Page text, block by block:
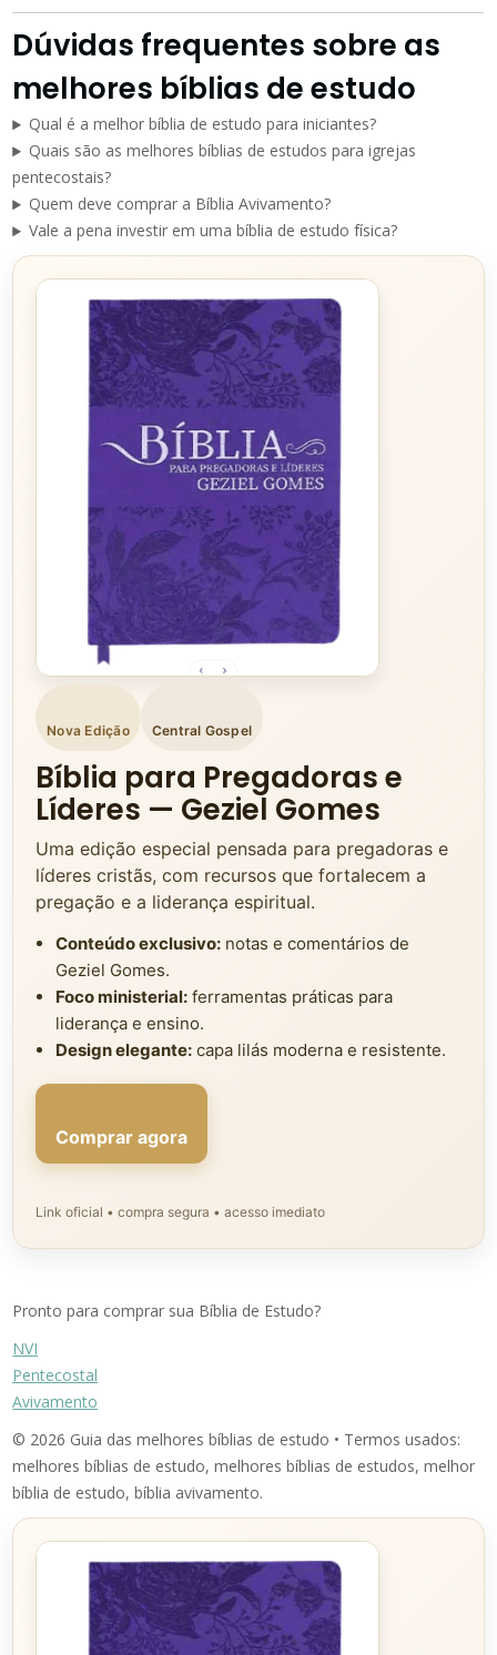
Dúvidas frequentes sobre as
melhores bíblias de estudo
Qual é a melhor bíblia de estudo para iniciantes?
Quais são as melhores bíblias de estudos para igrejas
pentecostais?
Quem deve comprar a Bíblia Avivamento?
Vale a pena investir em uma bíblia de estudo física?
Nova Edição Central Gospel
Bíblia para Pregadoras e
Líderes — Geziel Gomes
Uma edição especial pensada para pregadoras e
líderes cristãs, com recursos que fortalecem a
pregação e a liderança espiritual.
Conteúdo exclusivo: notas e comentários de
Geziel Gomes.
Foco ministerial: ferramentas práticas para
liderança e ensino.
Design elegante: capa lilás moderna e resistente.
Comprar agora
Link oficial • compra segura • acesso imediato
Pronto para comprar sua Bíblia de Estudo?
NVI
Pentecostal
Avivamento
© 2026 Guia das melhores bíblias de estudo • Termos usados:
melhores bíblias de estudo, melhores bíblias de estudos, melhor
bíblia de estudo, bíblia avivamento.